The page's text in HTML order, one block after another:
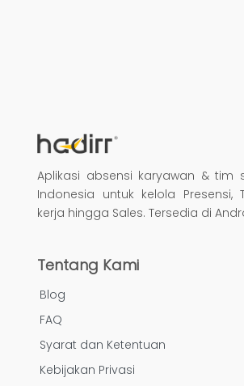
Aplikasi absensi karyawan & tim
Indonesia untuk kelola Presensi,
kerja hingga Sales. Tersedia di
Tentang Kami
Blog
FAQ
Syarat dan Ketentuan
Kebijakan Privasi